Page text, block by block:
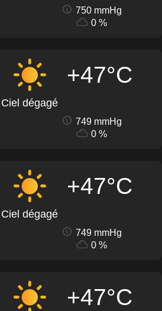
750 mmHg
0 %
+47°C
Ciel dégagé
749 mmHg
0 %
+47°C
Ciel dégagé
749 mmHg
0 %
+47°C